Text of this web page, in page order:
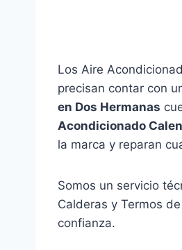
Los Aire
precisan contar con
en Dos Hermanas
Acondicionado
la marca y reparan
Somos un servicio
Calderas y Termos
confianza.